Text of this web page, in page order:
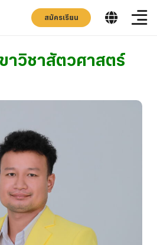
สมัครเรียน
าวิชาสัตวศาสตร์